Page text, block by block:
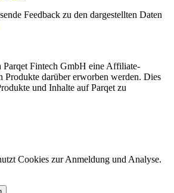
Feedback zu den dargestellten Daten
Parqet Fintech GmbH eine Affiliate-
Produkte darüber erworben werden. Dies
und Inhalte auf Parqet zu
Cookies zur Anmeldung und Analyse.